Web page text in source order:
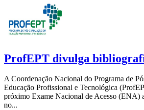
ProfEPT divulga
A Coordenação Nacional do Programa de
Educação Profissional e Tecnológica
próximo Exame Nacional de Acesso (ENA)
no...